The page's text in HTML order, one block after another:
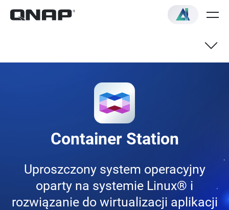
Container Station
Uproszczony system operacyjny
oparty na systemie Linux® i
rozwiązanie do wirtualizacji aplikacji